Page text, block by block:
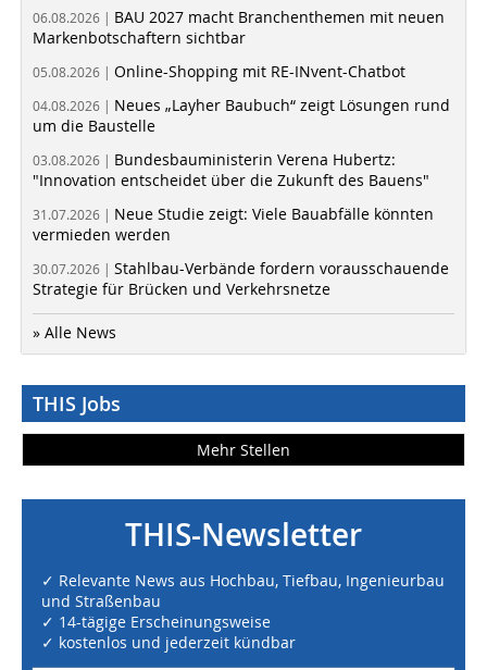
06.08.2026 | BAU 2027 macht Branchenthemen mit neuen
Markenbotschaftern sichtbar
05.08.2026 | Online-Shopping mit RE-INvent-Chatbot
04.08.2026 | Neues „Layher Baubuch“ zeigt Lösungen rund
um die Baustelle
03.08.2026 | Bundesbauministerin Verena Hubertz:
"Innovation entscheidet über die Zukunft des Bauens"
31.07.2026 | Neue Studie zeigt: Viele Bauabfälle könnten
vermieden werden
30.07.2026 | Stahlbau-Verbände fordern vorausschauende
Strategie für Brücken und Verkehrsnetze
» Alle News
THIS Jobs
Mehr Stellen
THIS-Newsletter
✓ Relevante News aus Hochbau, Tiefbau, Ingenieurbau
und Straßenbau
✓ 14-tägige Erscheinungsweise
✓ kostenlos und jederzeit kündbar